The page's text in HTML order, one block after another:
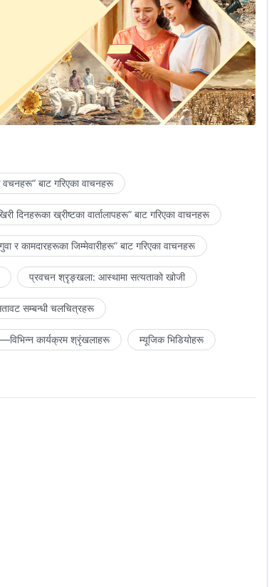
वचनहरू” बाट गरिएका वाचनहरू
दिनहरूका ख्रीष्टका वार्तालापहरू” बाट गरिएका वाचनहरू
र कामदारहरूका जिम्‍मेवारीहरू” बाट गरिएका वाचनहरू
प्रवचन श्रृङ्खला: आस्थामा सत्यताको खोजी
सम्‍बन्धी चलचित्रहरू
कार्यक्रम श्रृंखलाहरू म्यूजिक भिडियोहरू